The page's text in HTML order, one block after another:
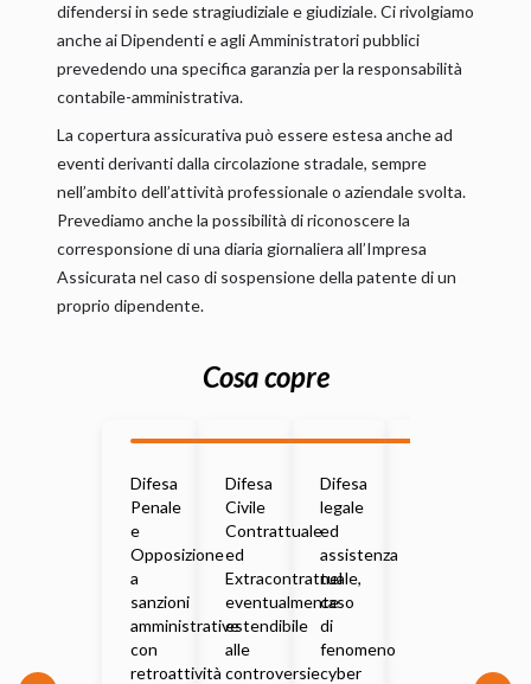
difendersi in sede stragiudiziale e giudiziale. Ci rivolgiamo
anche ai Dipendenti e agli Amministratori pubblici
prevedendo una specifica garanzia per la responsabilità
contabile-amministrativa.
La copertura assicurativa può essere estesa anche ad
eventi derivanti dalla circolazione stradale, sempre
nell’ambito dell’attività professionale o aziendale svolta.
Prevediamo anche la possibilità di riconoscere la
corresponsione di una diaria giornaliera all’Impresa
Assicurata nel caso di sospensione della patente di un
proprio dipendente.
Cosa copre
Difesa
Penale
e
Opposizione
a
sanzioni
amministrative
con
retroattività
Difesa
Civile
Contrattuale
ed
Extracontrattuale,
eventualmente
estendibile
alle
controversie
Difesa
legale
ed
assistenza
nel
caso
di
fenomeno
cyber